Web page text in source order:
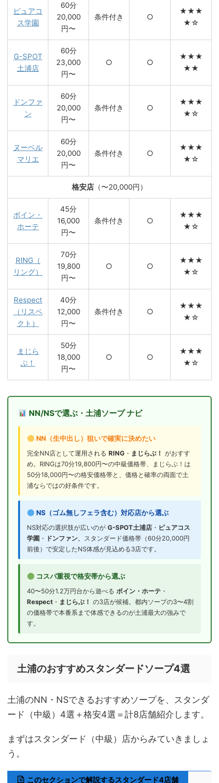
ピュアコ
ス学園
60分
20,000
円〜
条件付き ○
★★★
★☆
G-SPOT
土浦店
60分
23,000
円〜
○ ○
★★★
★★
ドンファ
ン
60分
20,000
円〜
条件付き ○
★★★
★☆
ヌーベル
マリエ
60分
20,000
円〜
条件付き ○
★★★
★☆
格安店 （〜20,000円）
ボイン・
ホーテ
45分
16,000
円〜
条件付き ○
★★★
★☆
RING（
リング）
70分
19,800
円〜
○ ○
★★★
★☆
Respect
（リスペ
クト）
40分
12,000
円〜
条件付き ○
★★★
★☆
まじら
ぶ！
50分
18,000
円〜
○ ○
★★★
★☆
NN/NSで選ぶ・土浦ソープ ナビ
NN（生中出し）狙いで確実に決めたい
完全NN店として運用される RING ・ まじらぶ！ がおすす
め。RINGは70分19,800円〜の中級価格帯、まじらぶ！は
50分18,000円〜の格安価格帯と、価格と確率の両面で土
浦ならではの好条件です。
NS（ゴム無しフェラ含む）対応店から選ぶ
NS対応の選択肢が広いのが G-SPOT土浦店 ・ ピュアコス
学園 ・ ドンファン。スタンダード価格帯（60分20,000円
前後）で安定したNS体感が見込める3店です。
コスパ重視で格安帯から選ぶ
40〜50分1.2万円台から遊べる ボイン・ホーテ ・
Respect ・ まじらぶ！ の3店が候補。都内ソープの3〜4割
の価格帯で本番系まで体感できるのが土浦最大の強みで
す。
土浦のおすすめスタンダードソープ4選
土浦のNN・NSできるおすすめソープを、スタンダ
ード（中級）4選＋格安4選＝計8店舗紹介します。
まずはスタンダード（中級）店からみていきましょ
う。
このセクションで解説するスタンダード4店舗